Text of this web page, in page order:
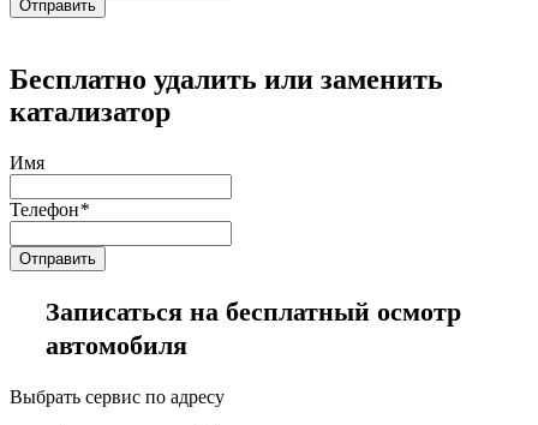
Бесплатно удалить или заменить
катализатор
Имя
Телефон*
Записаться на бесплатный осмотр
автомобиля
Выбрать сервис по адресу